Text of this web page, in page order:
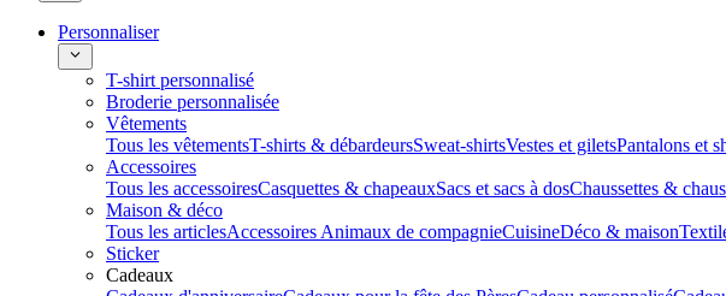
Personnaliser
T-shirt personnalisé
Broderie personnalisée
Vêtements
Tous les vêtementsT-shirts & débardeursSweat-shirtsVestes et giletsPantalons et
Accessoires
Tous les accessoiresCasquettes & chapeauxSacs et sacs à dosChaussettes &
Maison & déco
Tous les articlesAccessoires Animaux de compagnieCuisineDéco & maison
Sticker
Cadeaux